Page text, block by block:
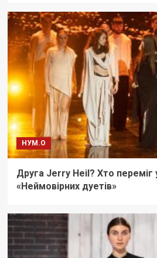
НУМ.О
Друга Jerry Heil? Хто переміг
«Неймовірних дуетів»